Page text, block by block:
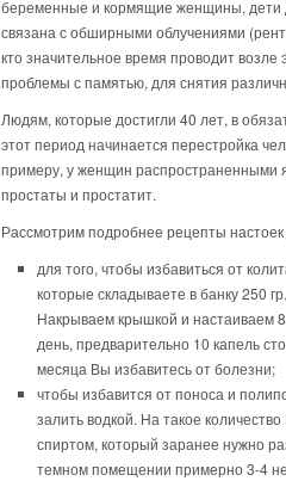
беременные и кормящие женщины, дети
связана с обширными облучениями
кто значительное время проводит возле
проблемы с памятью, для снятия
Людям, которые достигли 40 лет, в
этот период начинается перестройка
примеру, у женщин
простаты и простатит.
Рассмотрим подробнее рецепты
для того, чтобы избавиться от
которые складываете в банку 250
Накрываем крышкой и настаиваем
день, предварительно 10 капель
месяца Вы избавитесь от болезни;
чтобы избавится от поноса и
залить водкой. На такое
спиртом, который заранее нужно
темном помещении примерно 3-4